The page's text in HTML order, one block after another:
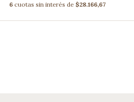
6 cuotas sin interés de $28.166,67